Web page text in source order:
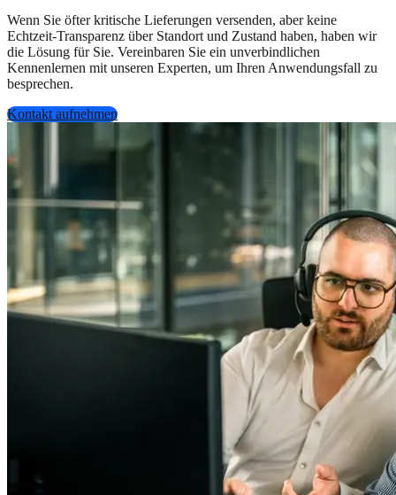
Wenn Sie öfter kritische Lieferungen versenden, aber keine
Echtzeit-Transparenz über Standort und Zustand haben, haben wir
die Lösung für Sie. Vereinbaren Sie ein unverbindlichen
Kennenlernen mit unseren Experten, um Ihren Anwendungsfall zu
besprechen.
Kontakt aufnehmen